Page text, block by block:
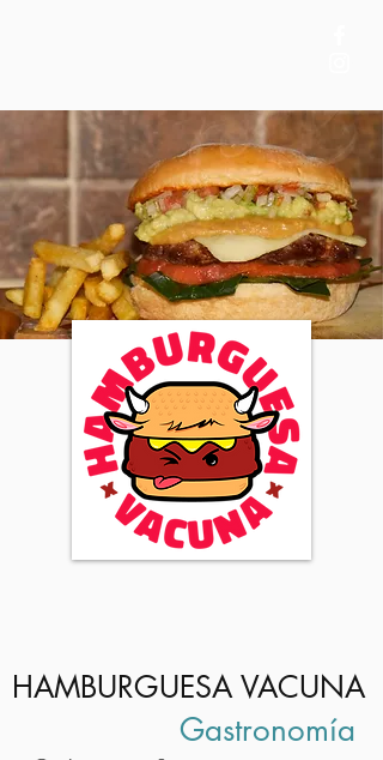
Gastronomía
HAMBURGUESA VACUNA